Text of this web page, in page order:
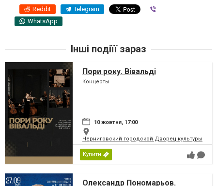
Reddit Telegram
WhatsApp
Інші подіїї зараз
Пори року. Вівальді
Концерты
10 жовтня, 17:00
Черниговский городской Дворец культуры
Купити
Олександр Пономарьов.